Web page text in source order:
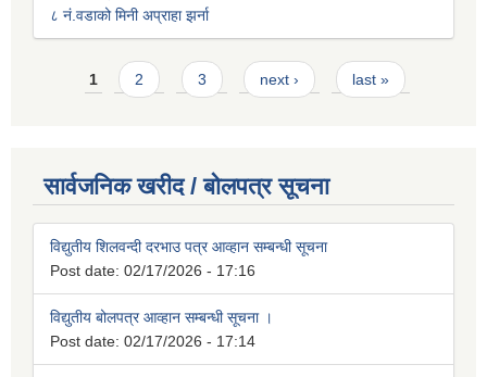
८ नं.वडाको मिनी अप्राहा झर्ना
Pages
1 2 3 next › last »
सार्वजनिक खरीद / बोलपत्र सूचना
विद्युतीय शिलवन्दी दरभाउ पत्र आव्हान सम्बन्धी सूचना
Post date: 02/17/2026 - 17:16
विद्युतीय बोलपत्र आव्हान सम्बन्धी सूचना ।
Post date: 02/17/2026 - 17:14